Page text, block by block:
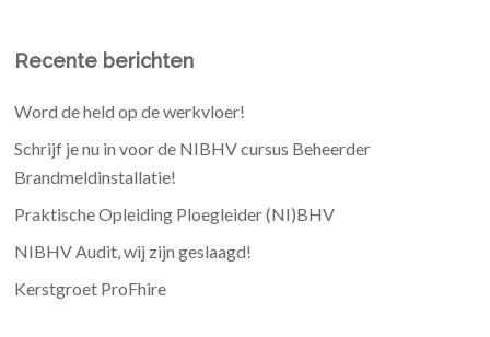
Recente berichten
Word de held op de werkvloer!
Schrijf je nu in voor de NIBHV cursus Beheerder
Brandmeldinstallatie!
Praktische Opleiding Ploegleider (NI)BHV
NIBHV Audit, wij zijn geslaagd!
Kerstgroet ProFhire